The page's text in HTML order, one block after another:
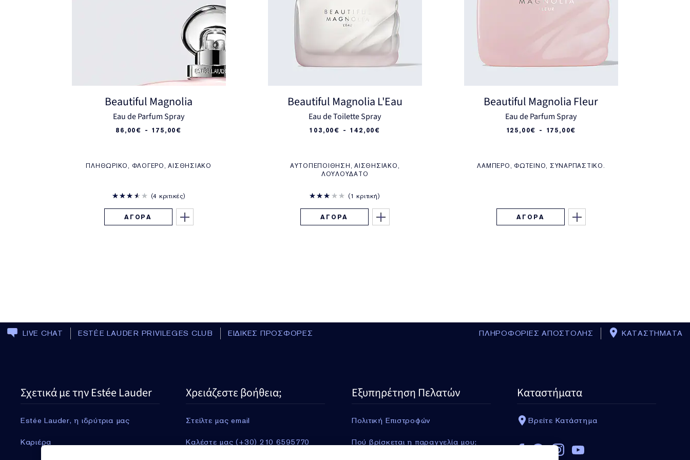
Beautiful Magnolia
Eau de Parfum Spray
86,00€ - 175,00€
ΠΛΗΘΩΡΙΚΌ, ΦΛΟΓΕΡΌ, ΑΙΣΘΗΣΙΑΚΌ
4 κριτικές
ΑΓΟΡΑ
Beautiful Magnolia L'Eau
Eau de Toilette Spray
103,00€ - 142,00€
ΑΥΤΟΠΕΠΟΊΘΗΣΗ, ΑΙΣΘΗΣΙΑΚΌ,
ΛΟΥΛΟΥΔΆΤΟ
1 κριτική
ΑΓΟΡΑ
Beautiful Magnolia Fleur
Eau de Parfum Spray
125,00€ - 175,00€
ΛΑΜΠΕΡΌ, ΦΩΤΕΙΝΌ, ΣΥΝΑΡΠΑΣΤΙΚΌ.
ΑΓΟΡΑ
LIVE CHAT ESTÉE LAUDER PRIVILEGES CLUB ΕΙΔΙΚΕΣ ΠΡΟΣΦΟΡΕΣ ΠΛΗΡΟΦΟΡΙΕΣ ΑΠΟΣΤΟΛΗΣ ΚΑΤΑΣΤΗΜΑΤΑ
Σχετικά με την Estée Lauder
Estée Lauder, η ιδρύτρια μας
Καριέρα
Χρειάζεστε βοήθεια;
Στείλτε μας email
Καλέστε μας (+30) 210 6595770
Εξυπηρέτηση Πελατών
Πολιτική Επιστροφών
Πού βρίσκεται η παραγγελία μου;
Καταστήματα
Βρείτε Κατάστημα